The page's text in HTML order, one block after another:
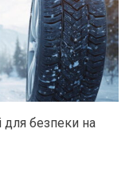
для безпеки на